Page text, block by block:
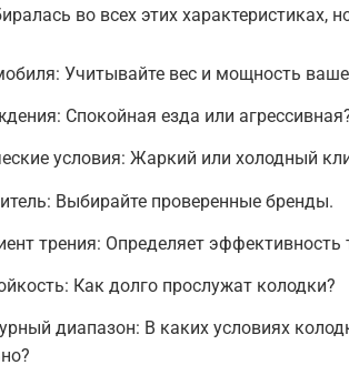
во всех этих характеристиках,
Учитывайте вес и мощность
Спокойная езда или
условия: Жаркий или холодный
Выбирайте проверенные бренды.
трения: Определяет эффективность
Как долго прослужат колодки?
диапазон: В каких условиях